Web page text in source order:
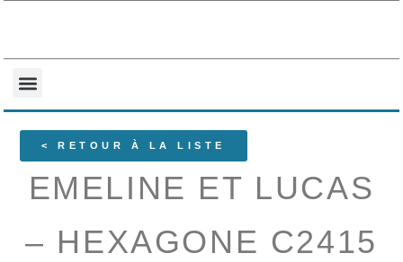
< RETOUR À LA LISTE
EMELINE ET LUCAS
– HEXAGONE C2415